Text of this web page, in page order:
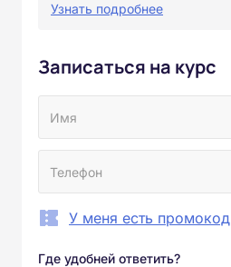
Узнать подробнее
Записаться на курс
У меня есть промокод
Где удобней ответить?